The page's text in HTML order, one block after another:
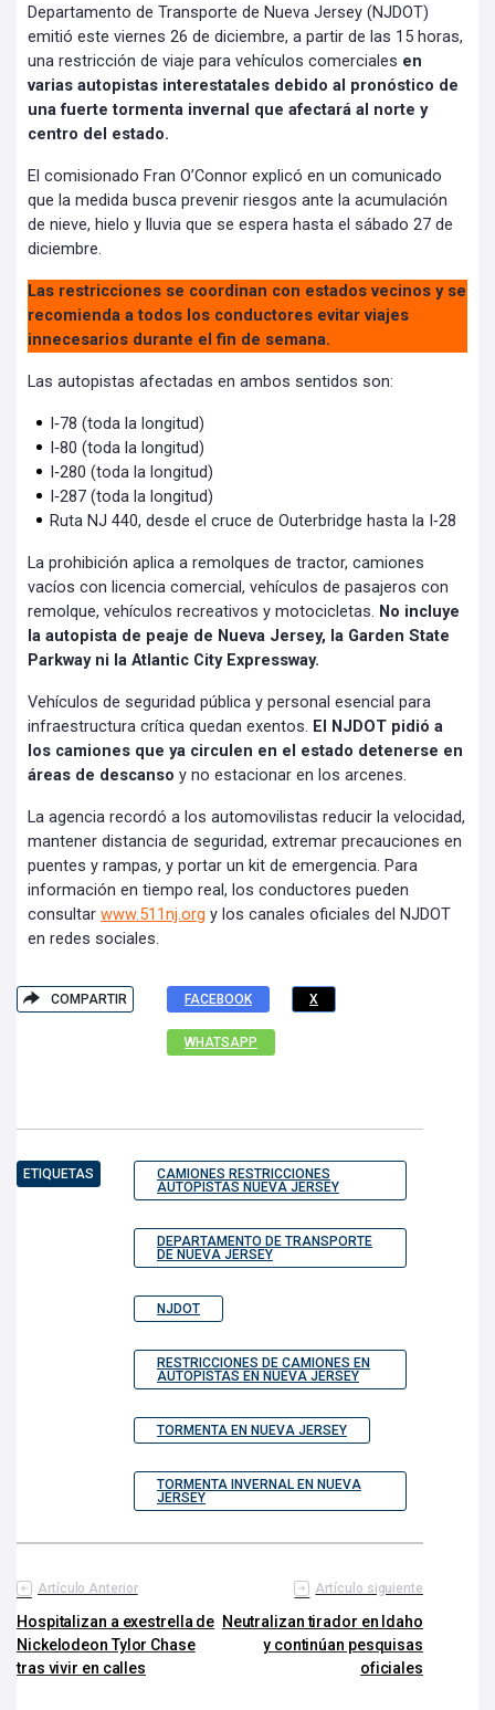
Departamento de Transporte de Nueva Jersey (NJDOT)
emitió este viernes 26 de diciembre, a partir de las 15 horas,
una restricción de viaje para vehículos comerciales en
varias autopistas interestatales debido al pronóstico de
una fuerte tormenta invernal que afectará al norte y
centro del estado.
El comisionado Fran O’Connor explicó en un comunicado
que la medida busca prevenir riesgos ante la acumulación
de nieve, hielo y lluvia que se espera hasta el sábado 27 de
diciembre.
Las restricciones se coordinan con estados vecinos y se
recomienda a todos los conductores evitar viajes
innecesarios durante el fin de semana.
Las autopistas afectadas en ambos sentidos son:
I‑78 (toda la longitud)
I‑80 (toda la longitud)
I‑280 (toda la longitud)
I‑287 (toda la longitud)
Ruta NJ 440, desde el cruce de Outerbridge hasta la I‑28
La prohibición aplica a remolques de tractor, camiones
vacíos con licencia comercial, vehículos de pasajeros con
remolque, vehículos recreativos y motocicletas. No incluye
la autopista de peaje de Nueva Jersey, la Garden State
Parkway ni la Atlantic City Expressway.
Vehículos de seguridad pública y personal esencial para
infraestructura crítica quedan exentos. El NJDOT pidió a
los camiones que ya circulen en el estado detenerse en
áreas de descanso y no estacionar en los arcenes.
La agencia recordó a los automovilistas reducir la velocidad,
mantener distancia de seguridad, extremar precauciones en
puentes y rampas, y portar un kit de emergencia. Para
información en tiempo real, los conductores pueden
consultar www.511nj.org y los canales oficiales del NJDOT
en redes sociales.
COMPARTIR FACEBOOK X
WHATSAPP
ETIQUETAS
CAMIONES RESTRICCIONES
AUTOPISTAS NUEVA JERSEY
DEPARTAMENTO DE TRANSPORTE
DE NUEVA JERSEY
NJDOT
RESTRICCIONES DE CAMIONES EN
AUTOPISTAS EN NUEVA JERSEY
TORMENTA EN NUEVA JERSEY
TORMENTA INVERNAL EN NUEVA
JERSEY
Artículo Anterior
Hospitalizan a exestrella de
Nickelodeon Tylor Chase
tras vivir en calles
Artículo siguiente
Neutralizan tirador en Idaho
y continúan pesquisas
oficiales